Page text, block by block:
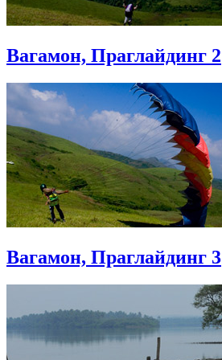
Вагамон, Праглайдинг 2
Вагамон, Праглайдинг 3